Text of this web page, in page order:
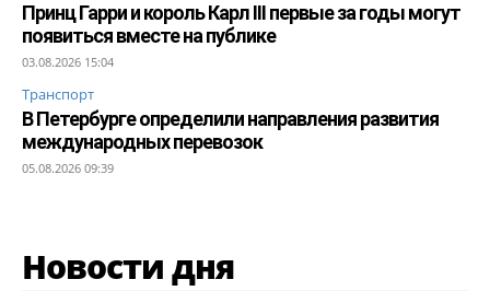
Принц Гарри и король Карл III первые за годы могут
появиться вместе на публике
03.08.2026 15:04
Транспорт
В Петербурге определили направления развития
международных перевозок
05.08.2026 09:39
Новости дня